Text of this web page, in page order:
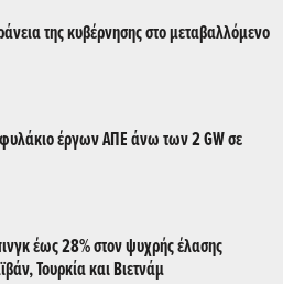
της κυβέρνησης στο μεταβαλλόμενο
έργων ΑΠΕ άνω των 2 GW σε
έως 28% στον ψυχρής έλασης
Τουρκία και Βιετνάμ